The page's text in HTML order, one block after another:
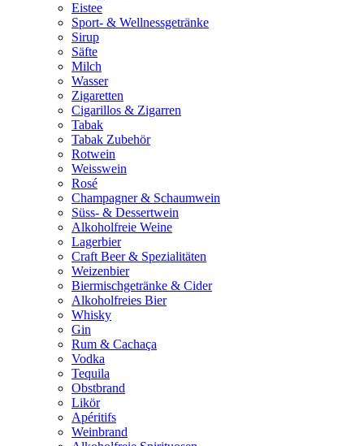
Eistee
Sport- & Wellnessgetränke
Sirup
Säfte
Milch
Wasser
Zigaretten
Cigarillos & Zigarren
Tabak
Tabak Zubehör
Rotwein
Weisswein
Rosé
Champagner & Schaumwein
Süss- & Dessertwein
Alkoholfreie Weine
Lagerbier
Craft Beer & Spezialitäten
Weizenbier
Biermischgetränke & Cider
Alkoholfreies Bier
Whisky
Gin
Rum & Cachaça
Vodka
Tequila
Obstbrand
Likör
Apéritifs
Weinbrand